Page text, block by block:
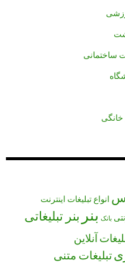
ساختمانی
خانگی
انواع تبلیغات اینترنت
بانک بنر بنر تبلیغاتی
آنلاین
تبلیغات متنی